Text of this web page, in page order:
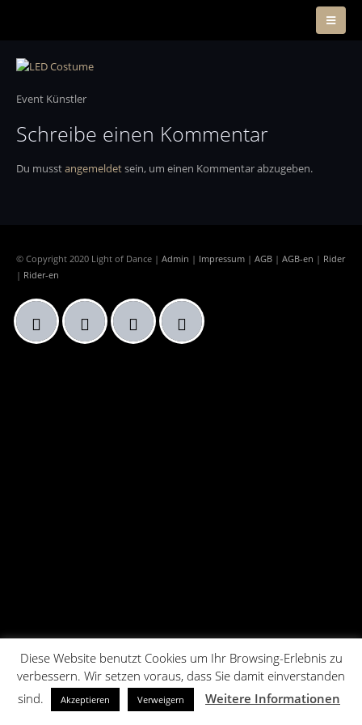
Event Künstler
Schreibe einen Kommentar
Du musstangemeldetsein, um einen Kommentar abzugeben.
© Copyright 2020 Light of Dance | Admin | Impressum | AGB | AGB-en | Rider
| Rider-en
Diese Website benutzt Cookies um Ihr Browsing-Erlebnis zu
verbessern. Wir setzen voraus, dass Sie damit einverstanden
sind.
Akzeptieren Verweigern Weitere Informationen